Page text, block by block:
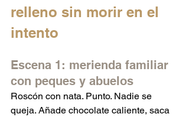
relleno sin morir en el
intento
Escena 1: merienda familiar
con peques y abuelos
Roscón con nata. Punto. Nadie se
queja. Añade chocolate caliente, saca